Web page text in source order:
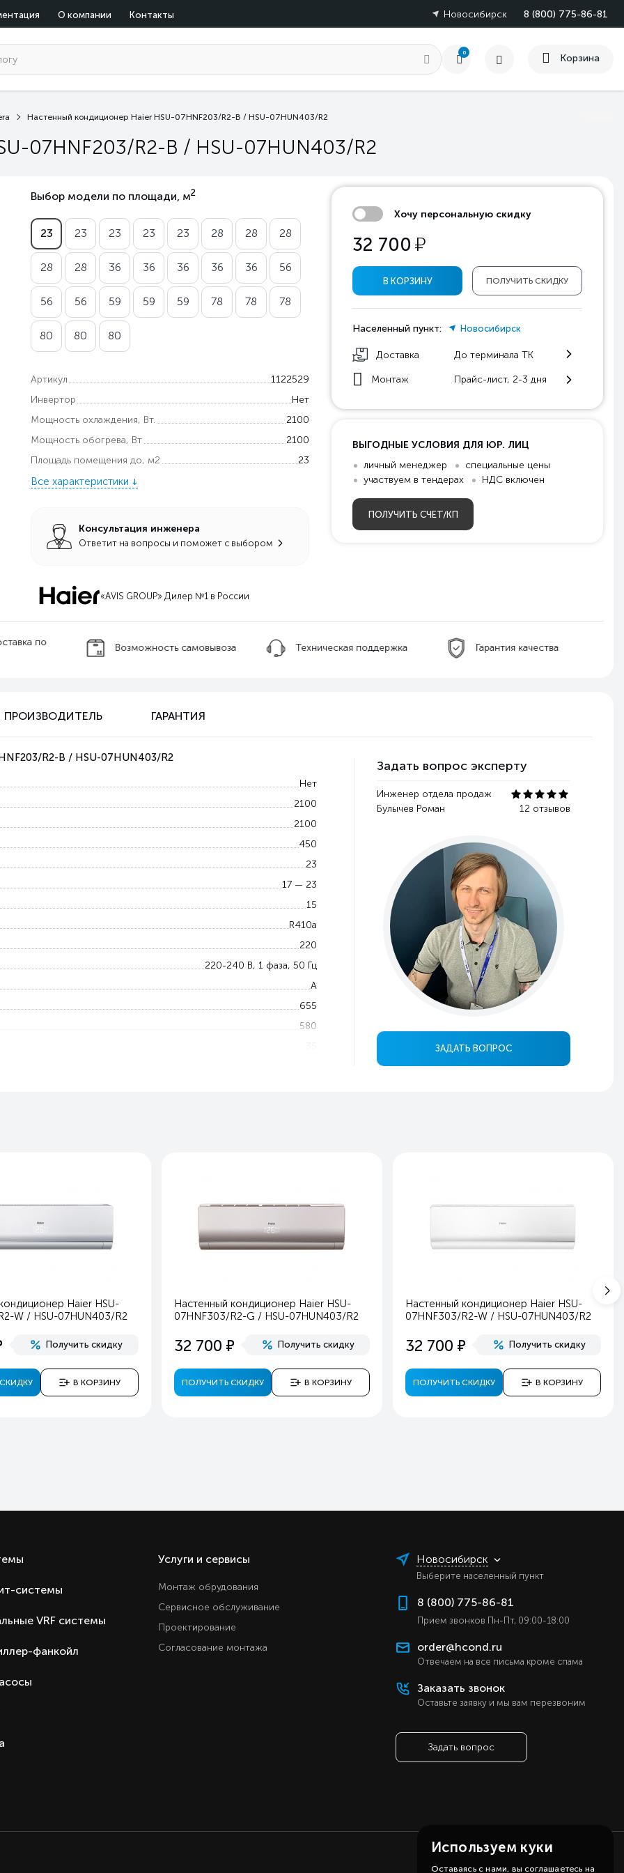
О компании Контакты 8 (800) 775-86-81
Новосибирск
0
Корзина
Настенный кондиционер Haier HSU-07HNF203/R2-B / HSU-07HUN403/R2
07HNF203/R2-B / HSU-07HUN403/R2
Выбор модели по площади, м2
23 23 23 23 23 28 28 28
28 28 36 36 36 36 36 56
56 56 59 59 59 78 78 78
80 80 80
Артикул
1122529
Инвертор
Нет
Мощность охлаждения, Вт.
2100
Мощность обогрева, Вт
2100
Площадь помещения до, м2
23
Все характеристики
Консультация инженера
Ответит на вопросы и поможет с выбором
«AVIS GROUP» Дилер №1 в России
Хочу персональную скидку
32 700 у
ПОЛУЧИТЬ СКИДКУ
В КОРЗИНУ
Населенный пункт: Новосибирск
Доставка До терминала ТК
Монтаж Прайс-лист, 2-3 дня
ВЫГОДНЫЕ УСЛОВИЯ ДЛЯ ЮР. ЛИЦ
личный менеджер
специальные цены
участвуем в тендерах
НДС включен
ПОЛУЧИТЬ СЧЕТ/КП
по
Возможность самовывоза Техническая поддержка Гарантия качества
ПРОИЗВОДИТЕЛЬ ГАРАНТИЯ
Задать вопрос эксперту
Инженер отдела продаж
Булычев Роман
12 отзывов
ЗАДАТЬ ВОПРОС
R2-B / HSU-07HUN403/R2
Нет
2100
2100
450
23
17 — 23
15
R410a
220
220-240 В, 1 фаза, 50 Гц
A
655
580
810
280
256
22
0,6
Черный
Есть
Haier HSU-
W / HSU-07HUN403/R2
Получить скидку
В КОРЗИНУ
Настенный кондиционер Haier HSU-
07HNF303/R2-G / HSU-07HUN403/R2
32 700 е Получить скидку
ПОЛУЧИТЬ СКИДКУ В КОРЗИНУ
Настенный кондиционер Haier HSU-
07HNF303/R2-W / HSU-07HUN403/R2
32 700 е Получить скидку
ПОЛУЧИТЬ СКИДКУ В КОРЗИНУ
системы
VRF системы
фанкойл
Услуги и сервисы
Монтаж обрудования
Сервисное обслуживание
Проектирование
Согласование монтажа
Новосибирск
Выберите населенный пункт
8 (800) 775-86-81
Прием звонков Пн-Пт, 09:00-18:00
order@hcond.ru
Отвечаем на все письма кроме спама
Заказать звонок
Оставьте заявку и мы вам перезвоним
Задать вопрос
Используем куки
Оставаясь с нами, вы соглашаетесь на